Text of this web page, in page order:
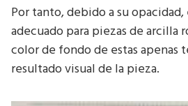
Por tanto, debido a su
adecuado para piezas de arcilla
color de fondo de estas apenas
resultado visual de la pieza.